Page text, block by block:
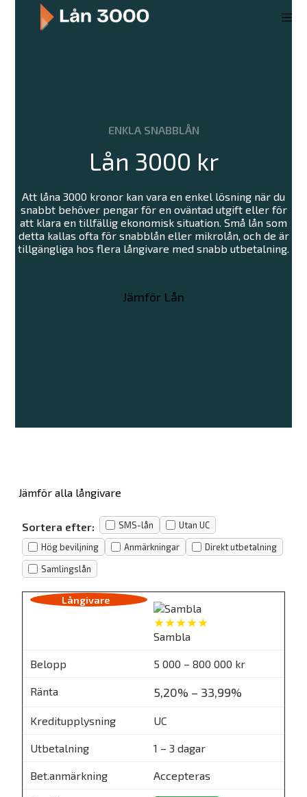
ENKLA SNABBLÅN
Lån 3000 kr
Att låna 3000 kronor kan vara en enkel lösning när du
snabbt behöver pengar för en oväntad utgift eller för
att klara en tillfällig ekonomisk situation. Små lån som
detta kallas ofta för snabblån eller mikrolån, och de är
tillgängliga hos flera långivare med snabb utbetalning.
Jämför Lån
Jämför alla långivare
Sortera efter: SMS-lån Utan UC
Hög beviljning Anmärkningar Direkt utbetalning
Samlingslån
★★★★★
Sambla
5 000 – 800 000 kr
5,20% – 33,99%
UC
1 – 3 dagar
Accepteras